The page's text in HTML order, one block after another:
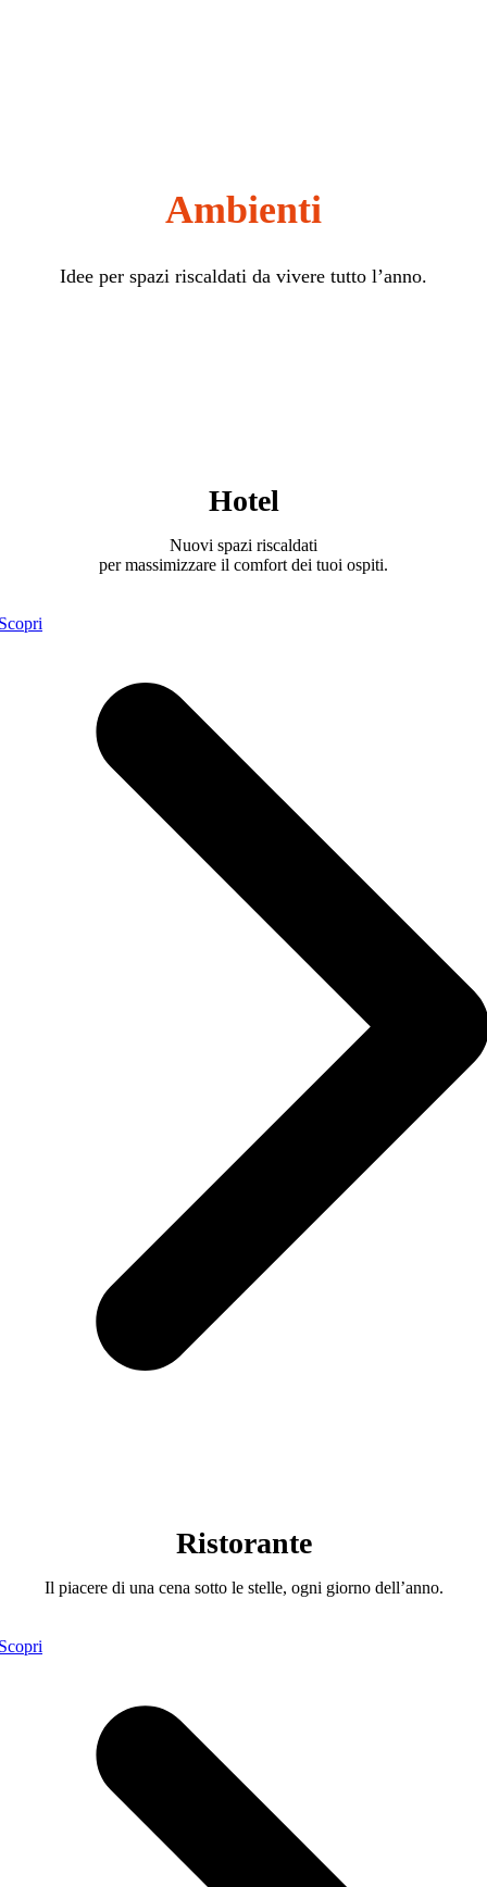
Ambienti
Idee per spazi riscaldati da vivere tutto l’anno.
Hotel
Nuovi spazi riscaldati
per massimizzare il comfort dei tuoi ospiti.
Ristorante
Il piacere di una cena sotto le stelle, ogni giorno dell’anno.